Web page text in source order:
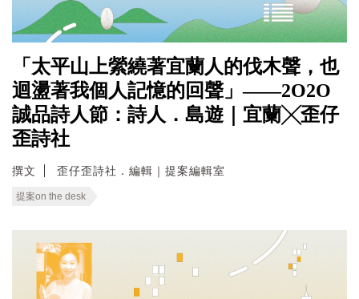
「太平山上縈繞著宜蘭人的伐木聲，也
迴盪著我個人記憶的回聲」——2O2O
誠品詩人節：詩人．島遊｜宜蘭╳歪仔
歪詩社
撰文 歪仔歪詩社．編輯｜提案編輯室
提案on the desk